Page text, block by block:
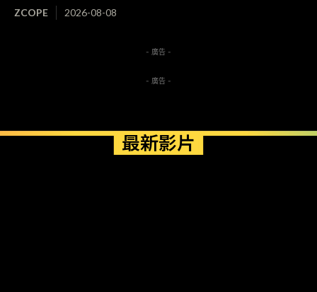
ZCOPE 2026-08-08
- 廣告 -
- 廣告 -
最新影片